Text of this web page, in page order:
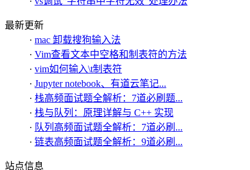
最新更新
· mac 卸载搜狗输入法
· Vim查看文本中空格和制表符的方法
· vim如何输入\t制表符
· Jupyter notebook、有道云笔记...
· 栈高频面试题全解析：7道必刷题...
· 栈与队列：原理详解与 C++ 实现
· 队列高频面试题全解析：7道必刷...
· 链表高频面试题全解析：9道必刷...
站点信息